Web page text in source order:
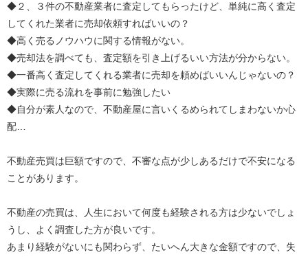
◆２、３件の不動産業者に査定してもらったけど、単純に高く査定
してくれた業者に売却依頼すればいいの？
◆高く売るノウハウに関する情報がない。
◆売却法を調べても、査定額を引き上げるいい方法が分からない。
◆一番高く査定してくれる業者に売却を頼めばいいんじゃないの？
◆実際に売る流れを事前に勉強したい
◆自分が素人なので、不動産屋に言いくるめられてしまわないか心
配…
不動産売買は巨額ですので、不審な点が少しあるだけで不安になる
ことがあります。
不動産の売買は、人生において何度も経験される方は少ないでしょ
うし、よく調査した方が良いです。
あまり経験がないにも関わらず、たいへん大きな金額ですので、失